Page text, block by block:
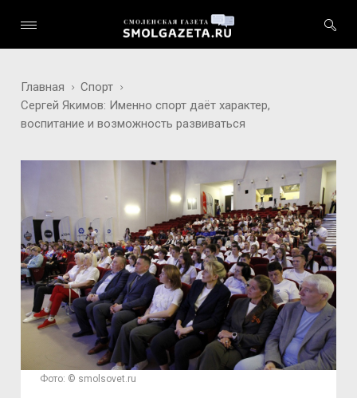
Главная
Спорт
Сергей Якимов: Именно спорт даёт характер,
воспитание и возможность развиваться
Фото: © smolsovet.ru